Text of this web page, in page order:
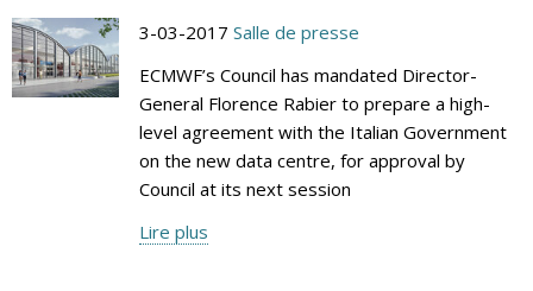
3-03-2017 Salle de presse
ECMWF’s Council has mandated Director-
General Florence Rabier to prepare a high-
level agreement with the Italian Government
on the new data centre, for approval by
Council at its next session
Lire plus